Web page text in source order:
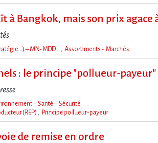
à Bangkok, mais son prix
– MN-MDD… Assortiments - Marchés
: le principe "pollueur-
– Santé – Sécurité
(REP) Principe pollueur-payeur
de remise en ordre